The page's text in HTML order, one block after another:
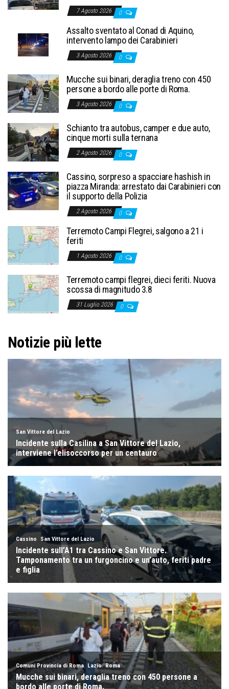
7 Agosto 2026 0
Assalto sventato al Conad di Aquino,
intervento lampo dei Carabinieri
3 Agosto 2026 0
Mucche sui binari, deraglia treno con 450
persone a bordo alle porte di Roma.
3 Agosto 2026 0
Schianto tra autobus, camper e due auto,
cinque morti sulla ternana
2 Agosto 2026 0
Cassino, sorpreso a spacciare hashish in
piazza Miranda: arrestato dai Carabinieri con
il supporto della Polizia
2 Agosto 2026 0
Terremoto Campi Flegrei, salgono a 21 i
feriti
1 Agosto 2026 0
Terremoto campi flegrei, dieci feriti. Nuova
scossa di magnitudo 3.8
31 Luglio 2026 0
Notizie più lette